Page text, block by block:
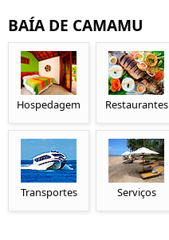
BAÍA DE CAMAMU
Hospedagem Restaurantes
Transportes Serviços